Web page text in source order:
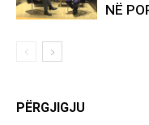
NË
PËRGJIGJU